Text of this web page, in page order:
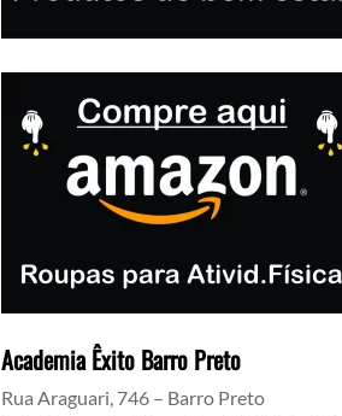
Academia Êxito Barro Preto
Rua Araguari, 746 – Barro Preto